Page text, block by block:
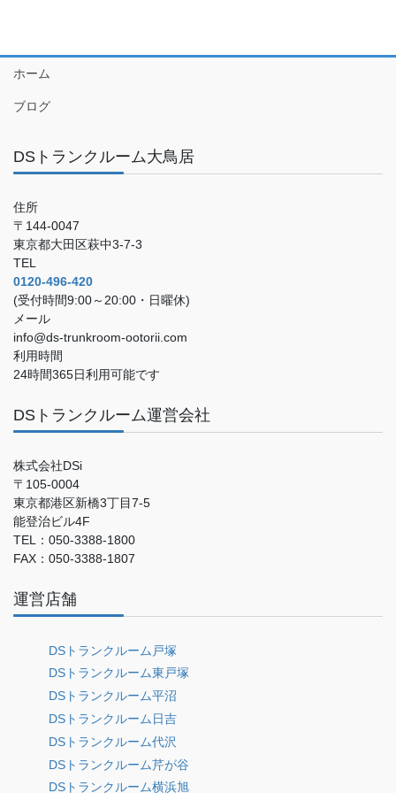
ホーム
ブログ
DSトランクルーム大鳥居
住所
〒144-0047
東京都大田区萩中3-7-3
TEL
0120-496-420
(受付時間9:00～20:00・日曜休)
メール
info@ds-trunkroom-ootorii.com
利用時間
24時間365日利用可能です
DSトランクルーム運営会社
株式会社DSi
〒105-0004
東京都港区新橋3丁目7-5
能登治ビル4F
TEL：050-3388-1800
FAX：050-3388-1807
運営店舗
DSトランクルーム戸塚
DSトランクルーム東戸塚
DSトランクルーム平沼
DSトランクルーム日吉
DSトランクルーム代沢
DSトランクルーム芹が谷
DSトランクルーム横浜旭